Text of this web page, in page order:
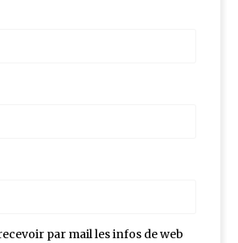
par mail les infos de web